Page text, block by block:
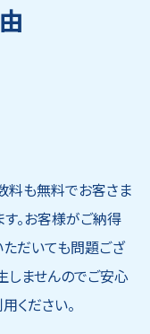
料も無料でお客さま
。お客様がご納得
だいても問題ござ
しませんのでご安心
ください。